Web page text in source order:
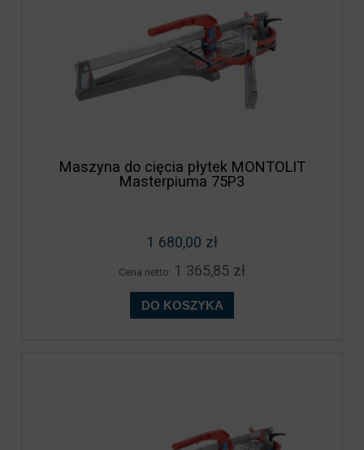
Maszyna do cięcia płytek MONTOLIT
Masterpiuma 75P3
1 680,00 zł
Cena netto: 1 365,85 zł
DO KOSZYKA